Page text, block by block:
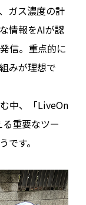
ガス濃度の計
情報をAIが認
信。重点的に
みが理想で
中、「LiveOn
重要なツー
です。